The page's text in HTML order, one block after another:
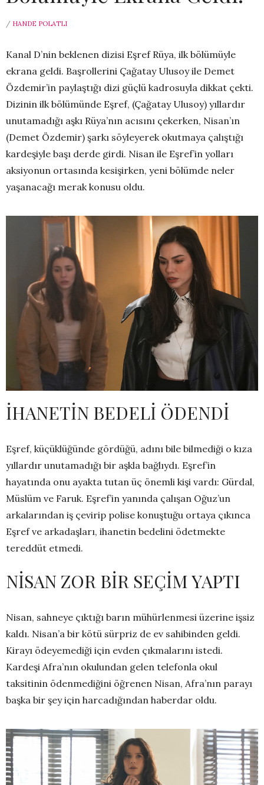
/ HANDE POLATLI
Kanal D’nin beklenen dizisi Eşref Rüya, ilk bölümüyle
ekrana geldi. Başrollerini Çağatay Ulusoy ile Demet
Özdemir’in paylaştığı dizi güçlü kadrosuyla dikkat çekti.
Dizinin ilk bölümünde Eşref, (Çağatay Ulusoy) yıllardır
unutamadığı aşkı Rüya’nın acısını çekerken, Nisan’ın
(Demet Özdemir) şarkı söyleyerek okutmaya çalıştığı
kardeşiyle başı derde girdi. Nisan ile Eşref’in yolları
aksiyonun ortasında kesişirken, yeni bölümde neler
yaşanacağı merak konusu oldu.
İHANETİN BEDELİ ÖDENDİ
Eşref, küçüklüğünde gördüğü, adını bile bilmediği o kıza
yıllardır unutamadığı bir aşkla bağlıydı. Eşref’in
hayatında onu ayakta tutan üç önemli kişi vardı: Gürdal,
Müslüm ve Faruk. Eşref’in yanında çalışan Oğuz’un
arkalarından iş çevirip polise konuştuğu ortaya çıkınca
Eşref ve arkadaşları, ihanetin bedelini ödetmekte
tereddüt etmedi.
NİSAN ZOR BİR SEÇİM YAPTI
Nisan, sahneye çıktığı barın mühürlenmesi üzerine işsiz
kaldı. Nisan’a bir kötü sürpriz de ev sahibinden geldi.
Kirayı ödeyemediği için evden çıkmalarını istedi.
Kardeşi Afra’nın okulundan gelen telefonla okul
taksitinin ödenmediğini öğrenen Nisan, Afra’nın parayı
başka bir şey için harcadığından haberdar oldu.